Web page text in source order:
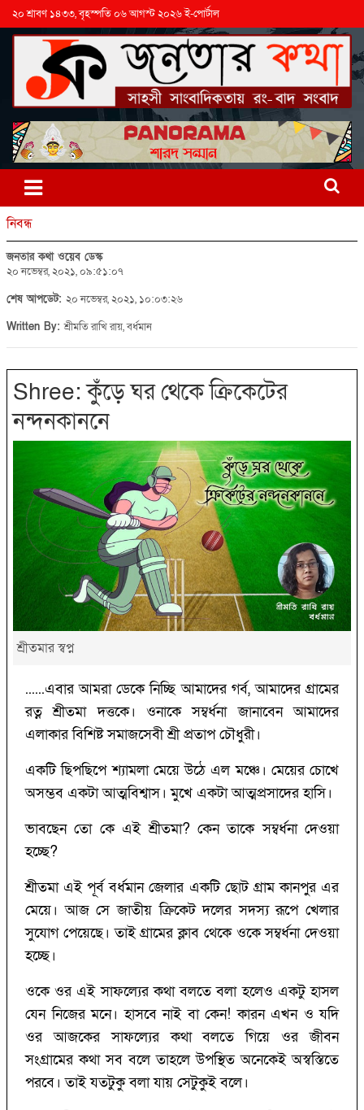
২০ শ্রাবণ ১৪৩৩, বৃহস্পতি ০৬ আগস্ট ২০২৬ ই-পোর্টাল
নিবন্ধ
জনতার কথা ওয়েব ডেস্ক
২০ নভেম্বর, ২০২১, ০৯:৫১:০৭
শেষ আপডেট: ২০ নভেম্বর, ২০২১, ১০:০৩:২৬
Written By:শ্রীমতি রাখি রায়, বর্ধমান
Shree: কুঁড়ে ঘর থেকে ক্রিকেটের
নন্দনকাননে
শ্রীতমার স্বপ্ন
......এবার আমরা ডেকে নিচ্ছি আমাদের গর্ব, আমাদের গ্রামের
রত্ন শ্রীতমা দত্তকে। ওনাকে সম্বর্ধনা জানাবেন আমাদের
এলাকার বিশিষ্ট সমাজসেবী শ্রী প্রতাপ চৌধুরী।
একটি ছিপছিপে শ্যামলা মেয়ে উঠে এল মঞ্চে। মেয়ের চোখে
অসম্ভব একটা আত্মবিশ্বাস। মুখে একটা আত্মপ্রসাদের হাসি।
ভাবছেন তো কে এই শ্রীতমা? কেন তাকে সম্বর্ধনা দেওয়া
হচ্ছে?
শ্রীতমা এই পূর্ব বর্ধমান জেলার একটি ছোট গ্রাম কানপুর এর
মেয়ে। আজ সে জাতীয় ক্রিকেট দলের সদস্য রূপে খেলার
সুযোগ পেয়েছে। তাই গ্রামের ক্লাব থেকে ওকে সম্বর্ধনা দেওয়া
হচ্ছে।
ওকে ওর এই সাফল্যের কথা বলতে বলা হলেও একটু হাসল
যেন নিজের মনে। হাসবে নাই বা কেন! কারন এখন ও যদি
ওর আজকের সাফল্যের কথা বলতে গিয়ে ওর জীবন
সংগ্রামের কথা সব বলে তাহলে উপস্থিত অনেকেই অস্বস্তিতে
পরবে। তাই যতটুকু বলা যায় সেটুকুই বলে।